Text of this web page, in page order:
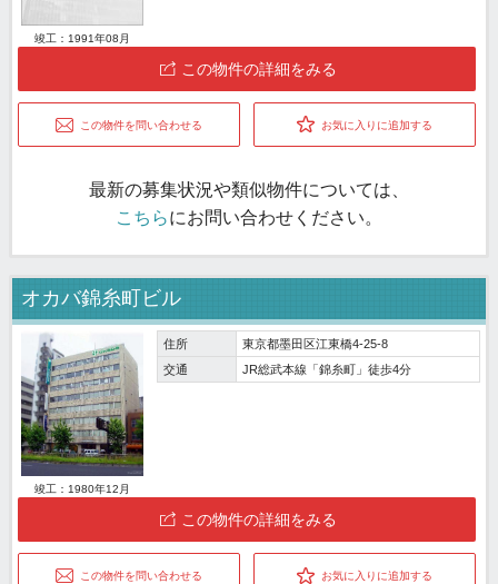
竣工：1991年08月
この物件の詳細をみる
この物件を問い合わせる お気に入りに追加する
最新の募集状況や類似物件については、
こちらにお問い合わせください。
オカバ錦糸町ビル
竣工：1980年12月
住所
東京都墨田区江東橋4-25-8
交通
JR総武本線「錦糸町」徒歩4分
この物件の詳細をみる
この物件を問い合わせる お気に入りに追加する